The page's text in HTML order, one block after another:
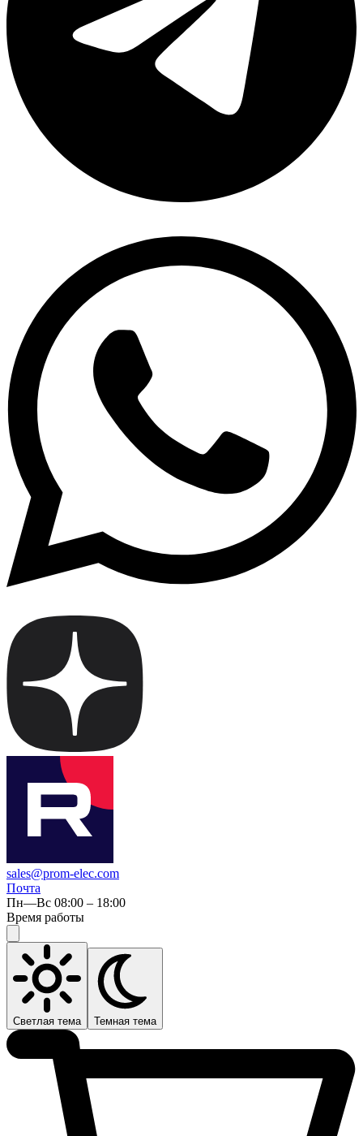
sales@prom-elec.com
Почта
Пн—Вс 08:00 – 18:00
Время работы
Светлая тема Темная тема